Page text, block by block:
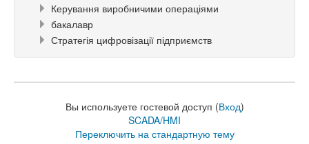
Керування виробничими операціями
бакалавр
Стратегія цифровізації підприємств
Вы используете гостевой доступ (Вход)
SCADA/HMI
Переключить на стандартную тему